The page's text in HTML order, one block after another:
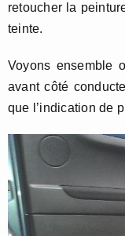
retoucher la
teinte.
Voyons ensemble
avant côté
que l’indication de